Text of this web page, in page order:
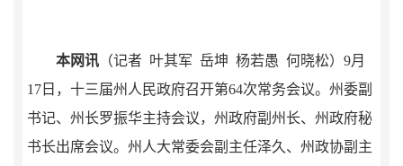
本网讯 （记者 叶其军 岳坤 杨若愚 何晓松）9月
17日，十三届州人民政府召开第64次常务会议。州委副
书记、州长罗振华主持会议，州政府副州长、州政府秘
书长出席会议。州人大常委会副主任泽久、州政协副主